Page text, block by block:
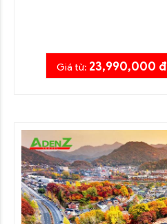
Giá từ: 23,990,000 đ